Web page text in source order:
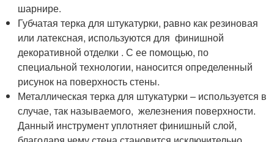
шарнире.
Губчатая терка для штукатурки, равно как резиновая
или латексная, используются для финишной
декоративной отделки . С ее помощью, по
специальной технологии, наносится определенный
рисунок на поверхность стены.
Металлическая терка для штукатурки – используется в
случае, так называемого, железнения поверхности.
Данный инструмент уплотняет финишный слой,